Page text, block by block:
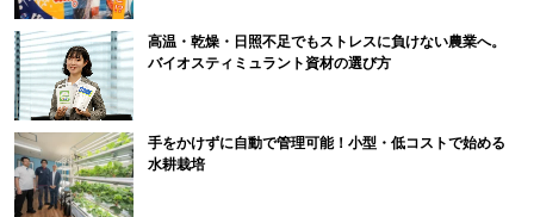
高温・乾燥・日照不足でもストレスに負けない農業へ。
バイオスティミュラント資材の選び方
手をかけずに自動で管理可能！小型・低コストで始める
水耕栽培